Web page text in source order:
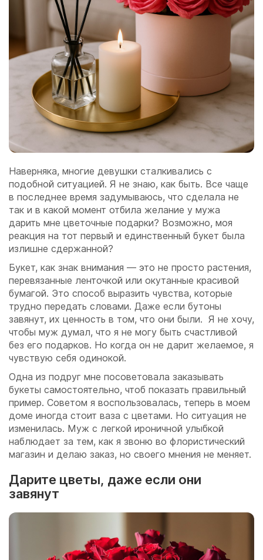
Наверняка, многие девушки сталкивались с
подобной ситуацией. Я не знаю, как быть. Все чаще
в последнее время задумываюсь, что сделала не
так и в какой момент отбила желание у мужа
дарить мне цветочные подарки? Возможно, моя
реакция на тот первый и единственный букет была
излишне сдержанной?
Букет, как знак внимания — это не просто растения,
перевязанные ленточкой или окутанные красивой
бумагой. Это способ выразить чувства, которые
трудно передать словами. Даже если бутоны
завянут, их ценность в том, что они были. Я не хочу,
чтобы муж думал, что я не могу быть счастливой
без его подарков. Но когда он не дарит желаемое, я
чувствую себя одинокой.
Одна из подруг мне посоветовала заказывать
букеты самостоятельно, чтоб показать правильный
пример. Советом я воспользовалась, теперь в моем
доме иногда стоит ваза с цветами. Но ситуация не
изменилась. Муж с легкой ироничной улыбкой
наблюдает за тем, как я звоню во флористический
магазин и делаю заказ, но своего мнения не меняет.
Дарите цветы, даже если они
завянут